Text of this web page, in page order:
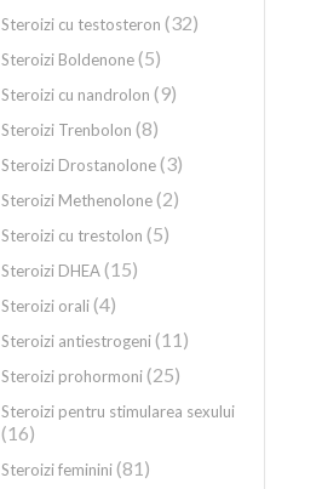
Steroizi cu testosteron (32)
Steroizi Boldenone(5)
Steroizi cu nandrolon (9)
Steroizi Trenbolon (8)
Steroizi Drostanolone(3)
Steroizi Methenolone(2)
Steroizi cu trestolon (5)
Steroizi DHEA(15)
Steroizi orali(4)
Steroizi antiestrogeni(11)
Steroizi prohormoni(25)
Steroizi pentru stimularea sexului
(16)
Steroizi feminini(81)